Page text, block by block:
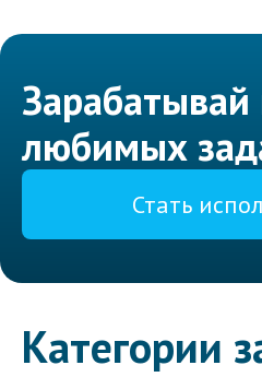
Зарабатывай
любимых
Стать
Категории